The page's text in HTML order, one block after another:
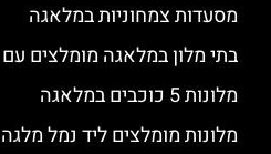
מסעדות צמחוניות במלאגה
בתי מלון במלאגה מומלצים עם
מלונות 5 כוכבים במלאגה
מלונות מומלצים ליד נמל מלגה